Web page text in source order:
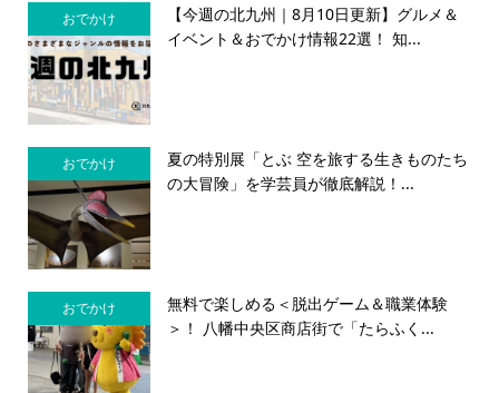
おでかけ
【今週の北九州｜8月10日更新】グルメ＆
イベント＆おでかけ情報22選！ 知...
おでかけ
夏の特別展「とぶ 空を旅する生きものたち
の大冒険」を学芸員が徹底解説！...
おでかけ
無料で楽しめる＜脱出ゲーム＆職業体験
＞！ 八幡中央区商店街で「たらふく...